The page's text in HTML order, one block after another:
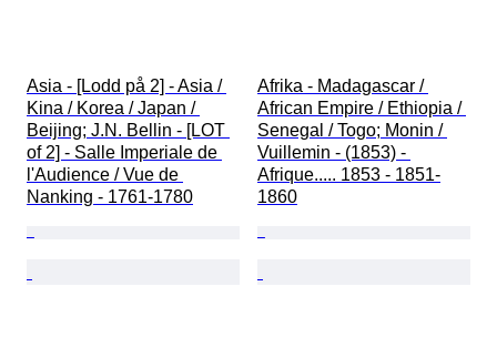
Asia - [Lodd på 2] - Asia /
Kina / Korea / Japan /
Beijing; J.N. Bellin - [LOT
of 2] - Salle Imperiale de
l'Audience / Vue de
Nanking - 1761-1780
Afrika - Madagascar /
African Empire / Ethiopia /
Senegal / Togo; Monin /
Vuillemin - (1853) -
Afrique..... 1853 - 1851-
1860